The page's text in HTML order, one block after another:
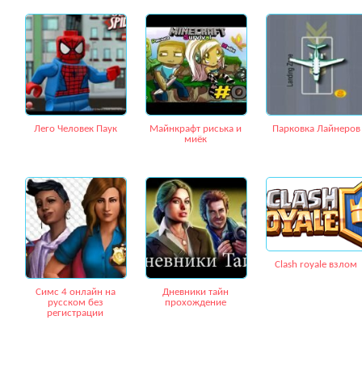
Лего Человек Паук
Майнкрафт риська и
миёк
Парковка Лайнеров
Симс 4 онлайн на
русском без
регистрации
Дневники тайн
прохождение
Сlash royale взлом